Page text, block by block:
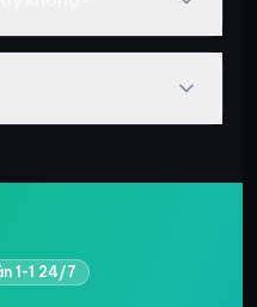
1-1 24/7